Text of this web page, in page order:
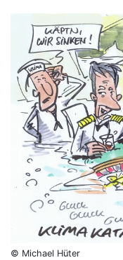
© Michael Hüter